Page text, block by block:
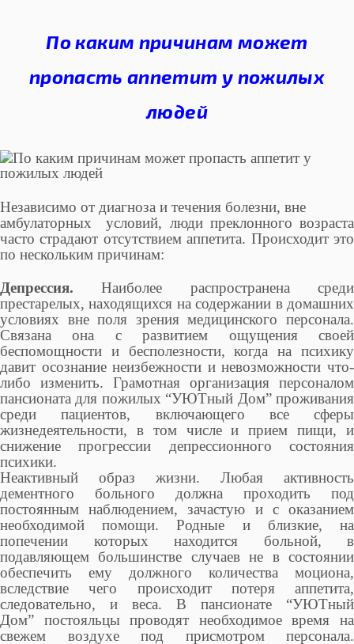
По каким причинам может
пропасть аппетит у пожилых
людей
Независимо от диагноза и течения болезни, вне
амбулаторных условий, люди преклонного возраста
часто страдают отсутствием аппетита. Происходит это
по нескольким причинам:
Депрессия.Наиболее распространена среди
престарелых, находящихся на содержании в домашних
условиях вне поля зрения медицинского персонала.
Связана она с развитием ощущения своей
беспомощности и бесполезности, когда на психику
давит осознание неизбежности и невозможности что-
либо изменить. Грамотная организация персоналом
пансионата для пожилых “УЮТный Дом” проживания
среди пациентов, включающего все сферы
жизнедеятельности, в том числе и прием пищи, и
снижение прогрессии депрессионного состояния
психики.
Неактивный образ жизни. Любая активность
дементного больного должна проходить под
постоянным наблюдением, зачастую и с оказанием
необходимой помощи. Родные и близкие, на
попечении которых находится больной, в
подавляющем большинстве случаев не в состоянии
обеспечить ему должного количества моциона,
вследствие чего происходит потеря аппетита,
следовательно, и веса. В пансионате “УЮТный
Дом” постояльцы проводят необходимое время на
свежем воздухе под присмотром персонала.